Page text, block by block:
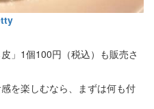
」1個100円（税込）も販売さ
を楽しむなら、まずは何も付